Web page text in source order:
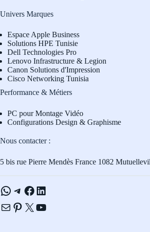
Univers Marques
Espace Apple Business
Solutions HPE Tunisie
Dell Technologies Pro
Lenovo Infrastructure & Legion
Canon Solutions d'Impression
Cisco Networking Tunisia
Performance & Métiers
PC pour Montage Vidéo
Configurations Design & Graphisme
Nous contacter :
5 bis rue Pierre Mendès France 1082
WhatsApp
Telegram
Facebook
LinkedIn
E-mailPinterest
X YouTube